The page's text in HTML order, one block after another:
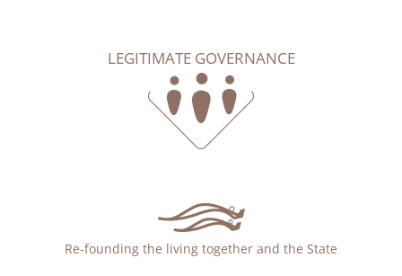
LEGITIMATE GOVERNANCE
Re-founding the living together and the State